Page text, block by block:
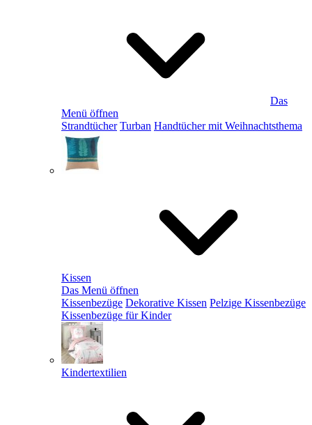
Das
Menü öffnen
Strandtücher Turban Handtücher mit Weihnachtsthema
Kissen
Das Menü öffnen
Kissenbezüge Dekorative Kissen Pelzige Kissenbezüge
Kissenbezüge für Kinder
Kindertextilien